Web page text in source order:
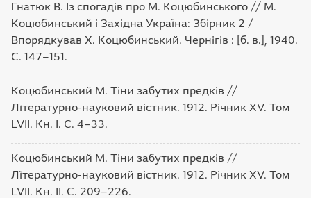
Гнатюк В. Із спогадів про М. Коцюбинського // М.
Коцюбинський і Західна Україна: Збірник 2 /
Впорядкував Х. Коцюбинський. Чернігів : [б. в.], 1940.
С. 147–151.
Коцюбинський М. Тіни забутих предків //
Лїтературно-науковий вістник. 1912. Річник ХV. Том
LVІІ. Кн. І. С. 4–33.
Коцюбинський М. Тіни забутих предків //
Лїтературно-науковий вістник. 1912. Річник ХV. Том
LVІІ. Кн. ІІ. С. 209–226.